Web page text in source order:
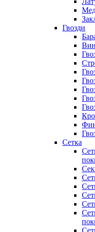
Гвозди
Сетка